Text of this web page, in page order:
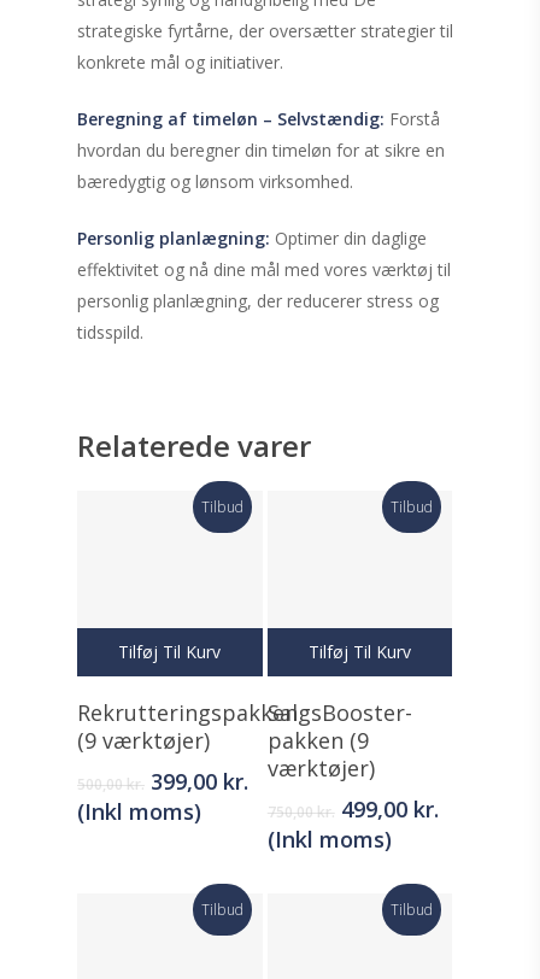
strategiske fyrtårne, der oversætter strategier til
konkrete mål og initiativer.
Beregning af timeløn – Selvstændig: Forstå
hvordan du beregner din timeløn for at sikre en
bæredygtig og lønsom virksomhed.
Personlig planlægning: Optimer din daglige
effektivitet og nå dine mål med vores værktøj til
personlig planlægning, der reducerer stress og
tidsspild.
Relaterede varer
Tilbud
Tilføj Til Kurv
Rekrutteringspakken
(9 værktøjer)
500,00kr. Original
price
was:
399,00 kr. Current
price
399,00 kr..
(Inkl moms)
Tilbud
Tilføj Til Kurv
SalgsBooster-
pakken (9
værktøjer)
750,00kr. Original
price
was:
750,00 kr..
499,00 kr.Current
(Inkl moms)
Tilbud Tilbud